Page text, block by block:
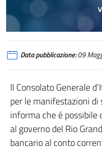
Data pubblicazione:09
Il Consolato Generale
per le manifestazioni di
informa che é possibile
al governo del Rio
bancario al conto